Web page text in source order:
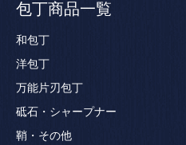
包丁商品一覧
和包丁
洋包丁
万能片刃包丁
砥石・シャープナー
鞘・その他